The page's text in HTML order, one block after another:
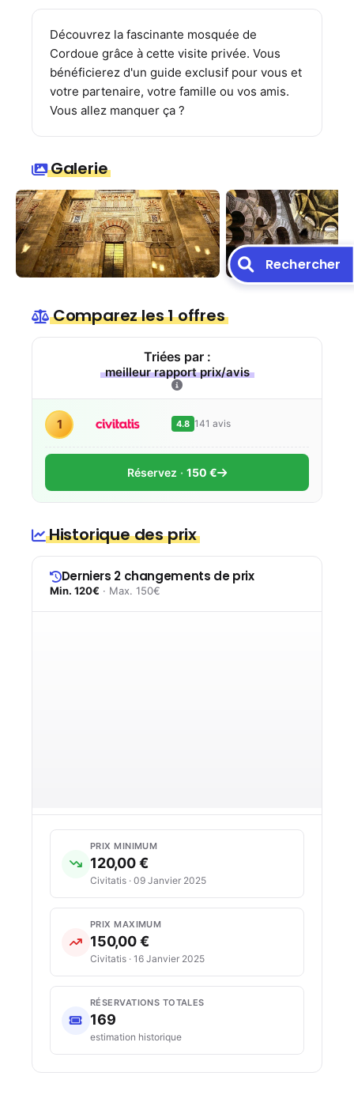
Découvrez la fascinante mosquée de
Cordoue grâce à cette visite privée. Vous
bénéficierez d'un guide exclusif pour vous et
votre partenaire, votre famille ou vos amis.
Vous allez manquer ça ?
Galerie
Comparez les 1 offres
Triées par :
meilleur rapport prix/avis
1 4.8 141 avis
Réservez 150 €
Historique des prix
Derniers 2 changements de prix
Min. 120€ · Max. 150€
PRIX MINIMUM
120,00 €
Civitatis · 09 Janvier 2025
PRIX MAXIMUM
150,00 €
Civitatis · 16 Janvier 2025
RÉSERVATIONS TOTALES
169
estimation historique
Rechercher